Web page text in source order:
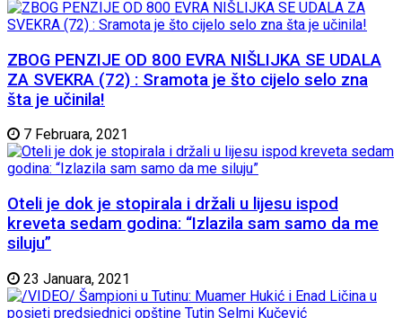
ZBOG PENZIJE OD 800 EVRA NIŠLIJKA SE UDALA
ZA SVEKRA (72) : Sramota je što cijelo selo zna
šta je učinila!
7 Februara, 2021
Oteli je dok je stopirala i držali u lijesu ispod
kreveta sedam godina: “Izlazila sam samo da me
siluju”
23 Januara, 2021